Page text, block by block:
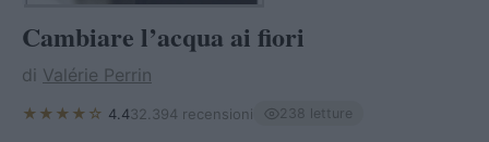
Cambiare l’acqua ai fiori
di Valérie Perrin
★★★★☆ 4.432.394 recensioni 238 letture